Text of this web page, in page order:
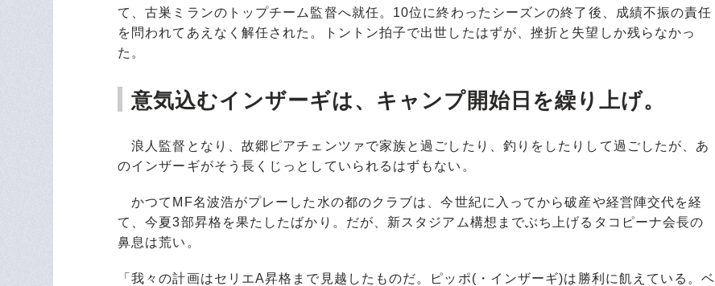
て、古巣ミランのトップチーム監督へ就任。10位に終わったシーズンの終了後、成績不振の責任
を問われてあえなく解任された。トントン拍子で出世したはずが、挫折と失望しか残らなかっ
た。
意気込むインザーギは、キャンプ開始日を繰り上げ。
浪人監督となり、故郷ピアチェンツァで家族と過ごしたり、釣りをしたりして過ごしたが、あ
のインザーギがそう長くじっとしていられるはずもない。
かつてMF名波浩がプレーした水の都のクラブは、今世紀に入ってから破産や経営陣交代を経
て、今夏3部昇格を果たしたばかり。だが、新スタジアム構想までぶち上げるタコピーナ会長の
鼻息は荒い。
「我々の計画はセリエA昇格まで見越したものだ。ピッポ(・インザーギ)は勝利に飢えている。ベ